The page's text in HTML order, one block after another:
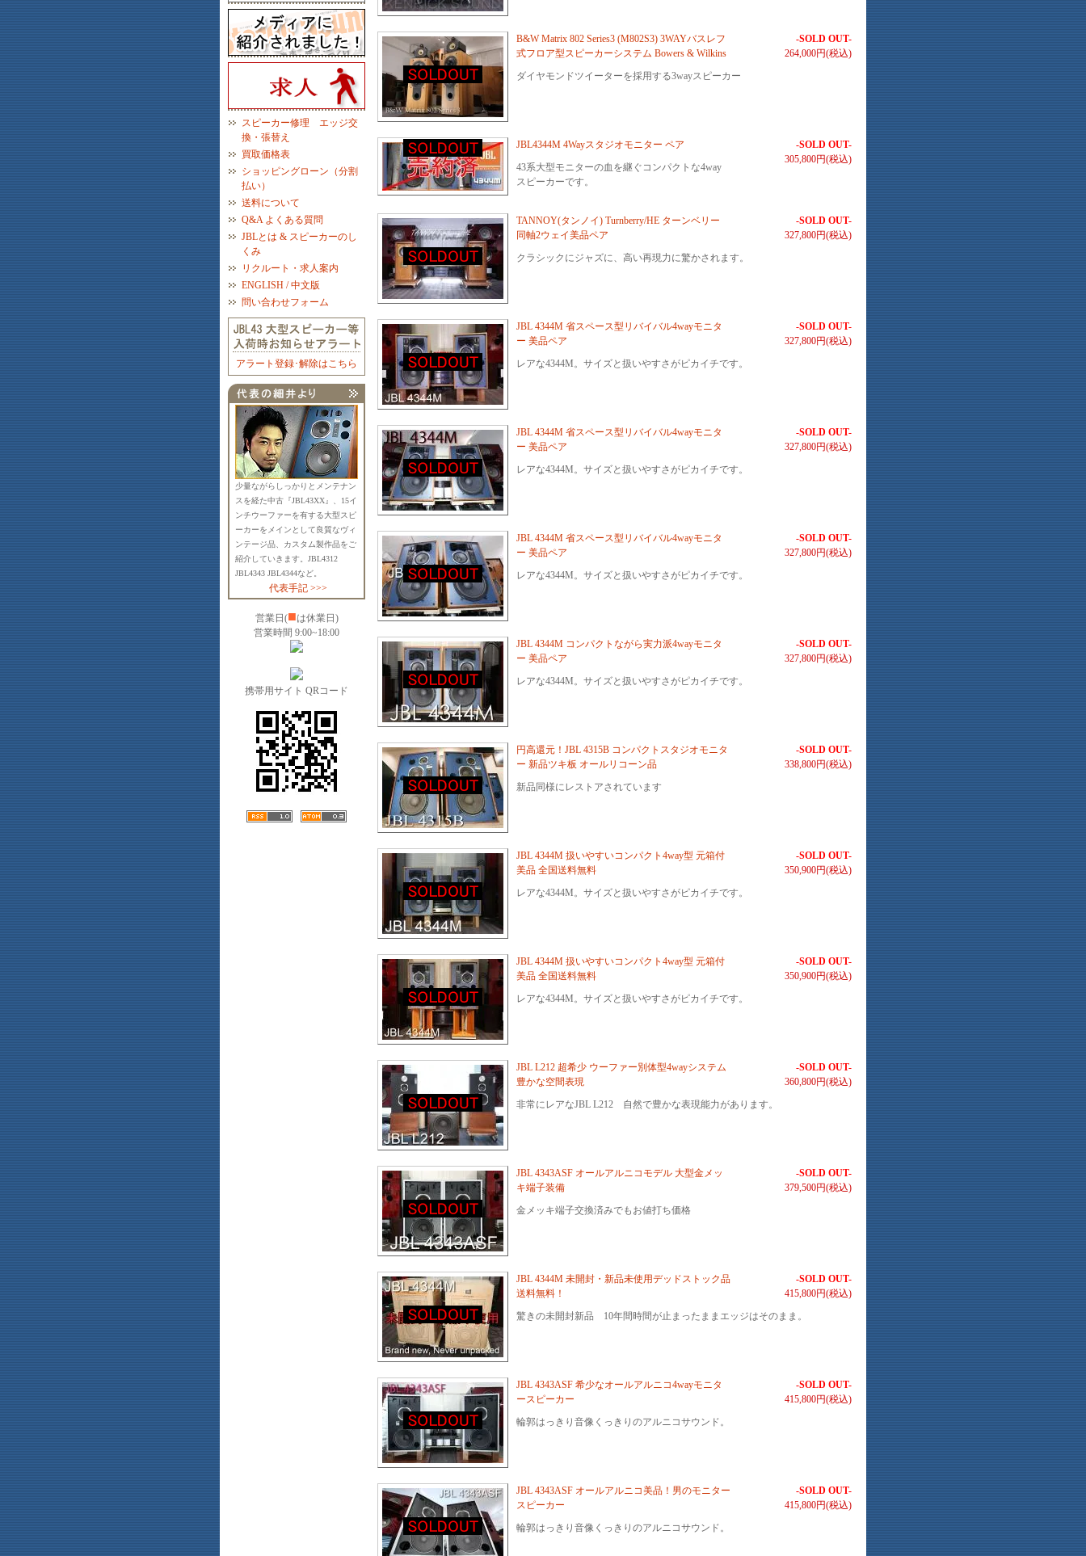
スピーカー修理 エッジ交
換・張替え
買取価格表
ショッピングローン（分割
払い）
送料について
Q&A よくある質問
JBLとは & スピーカーのし
くみ
リクルート・求人案内
ENGLISH / 中文版
問い合わせフォーム
アラート登録･解除はこちら
少量ながらしっかりとメンテナン
スを経た中古『JBL43XX』、15イ
ンチウーファーを有する大型スピ
ーカーをメインとして良質なヴィ
ンテージ品、カスタム製作品をご
紹介していきます。JBL4312
JBL4343 JBL4344など。
代表手記 >>>
営業日(■は休業日)
営業時間 9:00~18:00
携帯用サイト QRコード
-SOLD OUT-
264,000円(税込)
B&W Matrix 802 Series3 (M802S3) 3WAYバスレフ
式フロア型スピーカーシステム Bowers & Wilkins
ダイヤモンドツイーターを採用する3wayスピーカー
-SOLD OUT-
305,800円(税込)
JBL4344M 4Wayスタジオモニター ペア
43系大型モニターの血を継ぐコンパクトな4way
スピーカーです。
-SOLD OUT-
327,800円(税込)
TANNOY(タンノイ) Turnberry/HE ターンベリー
同軸2ウェイ美品ペア
クラシックにジャズに、高い再現力に驚かされます。
-SOLD OUT-
327,800円(税込)
JBL 4344M 省スペース型リバイバル4wayモニタ
ー 美品ペア
レアな4344M。サイズと扱いやすさがピカイチです。
-SOLD OUT-
327,800円(税込)
JBL 4344M 省スペース型リバイバル4wayモニタ
ー 美品ペア
レアな4344M。サイズと扱いやすさがピカイチです。
-SOLD OUT-
327,800円(税込)
JBL 4344M 省スペース型リバイバル4wayモニタ
ー 美品ペア
レアな4344M。サイズと扱いやすさがピカイチです。
-SOLD OUT-
327,800円(税込)
JBL 4344M コンパクトながら実力派4wayモニタ
ー 美品ペア
レアな4344M。サイズと扱いやすさがピカイチです。
-SOLD OUT-
338,800円(税込)
円高還元！JBL 4315B コンパクトスタジオモニタ
ー 新品ツキ板 オールリコーン品
新品同様にレストアされています
-SOLD OUT-
350,900円(税込)
JBL 4344M 扱いやすいコンパクト4way型 元箱付
美品 全国送料無料
レアな4344M。サイズと扱いやすさがピカイチです。
-SOLD OUT-
350,900円(税込)
JBL 4344M 扱いやすいコンパクト4way型 元箱付
美品 全国送料無料
レアな4344M。サイズと扱いやすさがピカイチです。
-SOLD OUT-
360,800円(税込)
JBL L212 超希少 ウーファー別体型4wayシステム
豊かな空間表現
非常にレアなJBL L212 自然で豊かな表現能力があります。
-SOLD OUT-
379,500円(税込)
JBL 4343ASF オールアルニコモデル 大型金メッ
キ端子装備
金メッキ端子交換済みでもお値打ち価格
-SOLD OUT-
415,800円(税込)
JBL 4344M 未開封・新品未使用デッドストック品
送料無料！
驚きの未開封新品 10年間時間が止まったままエッジはそのまま。
-SOLD OUT-
415,800円(税込)
JBL 4343ASF 希少なオールアルニコ4wayモニタ
ースピーカー
輪郭はっきり音像くっきりのアルニコサウンド。
-SOLD OUT-
415,800円(税込)
JBL 4343ASF オールアルニコ美品！男のモニター
スピーカー
輪郭はっきり音像くっきりのアルニコサウンド。